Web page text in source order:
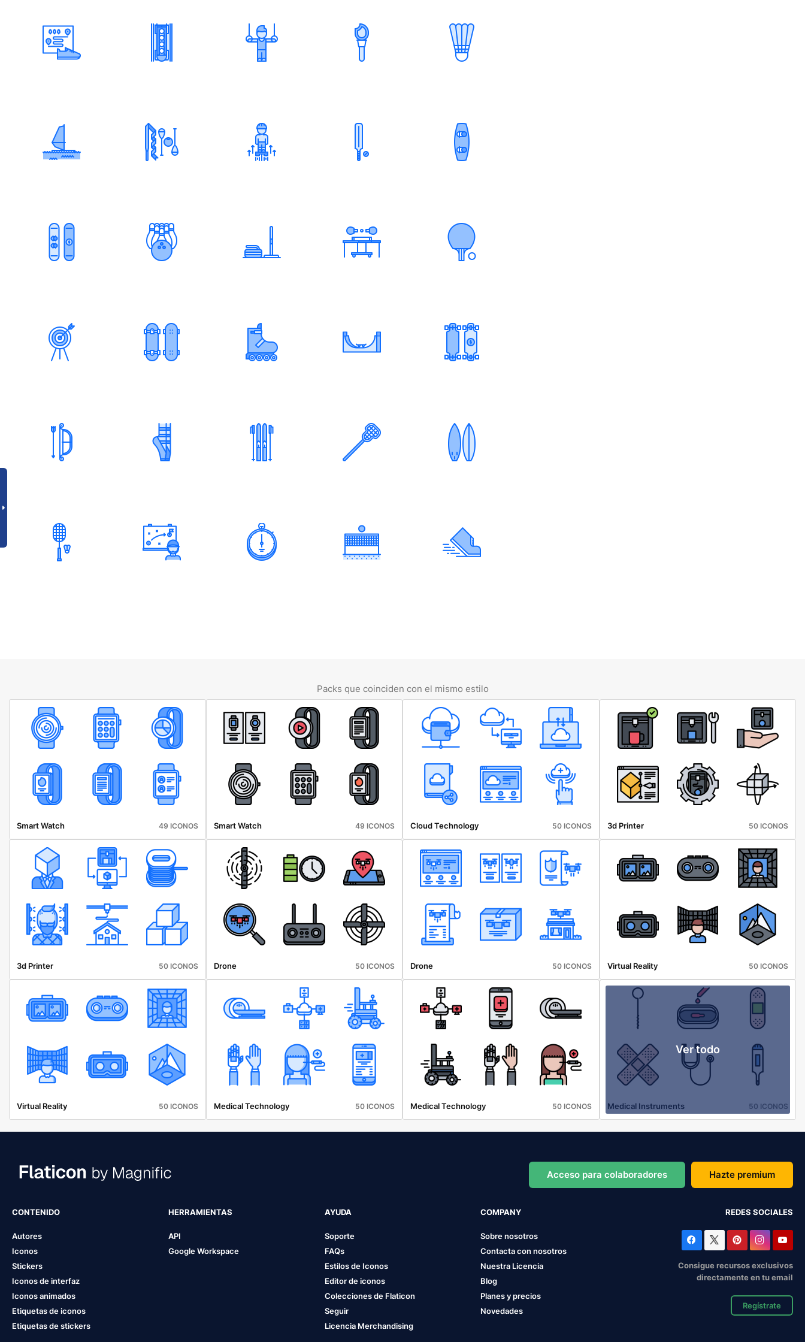
Packs que coinciden con el mismo estilo
Smart Watch 49 ICONOS Smart Watch 49 ICONOS Cloud Technology 50 ICONOS 3d Printer 50 ICONOS
3d Printer 50 ICONOS Drone 50 ICONOS Drone 50 ICONOS Virtual Reality 50 ICONOS
Virtual Reality 50 ICONOS Medical Technology 50 ICONOS Medical Technology 50 ICONOS
Ver todo
Medical Instruments 50 ICONOS
Acceso para colaboradores Hazte premium
CONTENIDO
Autores
Iconos
Stickers
Iconos de interfaz
Iconos animados
Etiquetas de iconos
Etiquetas de stickers
HERRAMIENTAS
API
Google Workspace
AYUDA
Soporte
FAQs
Estilos de Iconos
Editor de iconos
Colecciones de Flaticon
Seguir
Licencia Merchandising
COMPANY
Sobre nosotros
Contacta con nosotros
Nuestra Licencia
Blog
Planes y precios
Novedades
REDES SOCIALES
Consigue recursos exclusivos
directamente en tu email
Regístrate